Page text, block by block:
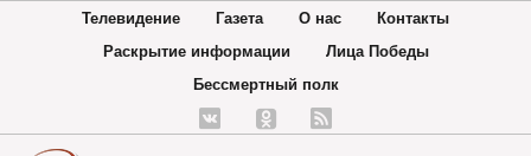
Телевидение Газета О нас
Контакты
Раскрытие информации
Лица Победы
Бессмертный полк